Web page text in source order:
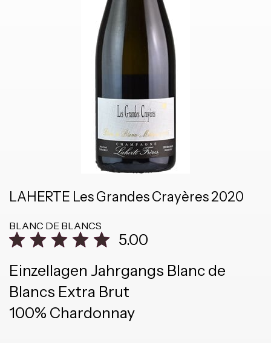
LAHERTE Les Grandes Crayères 2020
BLANC DE BLANCS
5.00
Einzellagen Jahrgangs Blanc de
Blancs Extra Brut
100% Chardonnay